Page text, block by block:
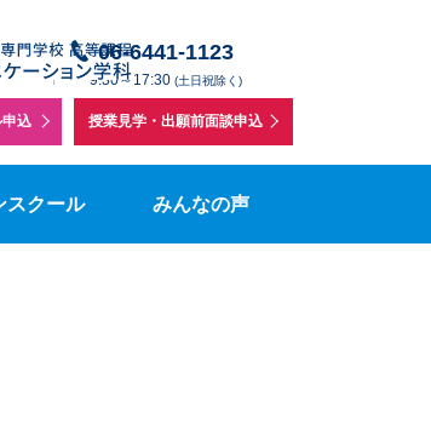
の
わせ
06-6441-1123
9:30～17:30 (土日祝除く)
込 授業見学・出願前面談申込
スクール
・学校説明会
みんなの声
在校生の声
在校生保護者の声